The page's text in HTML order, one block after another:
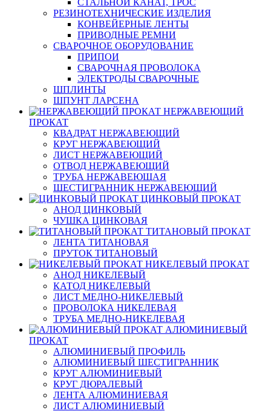
СТАЛЬНОЙ КАНАТ, ТРОС
РЕЗИНОТЕХНИЧЕСКИЕ ИЗДЕЛИЯ
КОНВЕЙЕРНЫЕ ЛЕНТЫ
ПРИВОДНЫЕ РЕМНИ
СВАРОЧНОЕ ОБОРУДОВАНИЕ
ПРИПОИ
СВАРОЧНАЯ ПРОВОЛОКА
ЭЛЕКТРОДЫ СВАРОЧНЫЕ
ШПЛИНТЫ
ШПУНТ ЛАРСЕНА
НЕРЖАВЕЮЩИЙ
ПРОКАТ
КВАДРАТ НЕРЖАВЕЮЩИЙ
КРУГ НЕРЖАВЕЮЩИЙ
ЛИСТ НЕРЖАВЕЮЩИЙ
ОТВОД НЕРЖАВЕЮЩИЙ
ТРУБА НЕРЖАВЕЮЩАЯ
ШЕСТИГРАННИК НЕРЖАВЕЮЩИЙ
ЦИНКОВЫЙ ПРОКАТ
АНОД ЦИНКОВЫЙ
ЧУШКА ЦИНКОВАЯ
ТИТАНОВЫЙ ПРОКАТ
ЛЕНТА ТИТАНОВАЯ
ПРУТОК ТИТАНОВЫЙ
НИКЕЛЕВЫЙ ПРОКАТ
АНОД НИКЕЛЕВЫЙ
КАТОД НИКЕЛЕВЫЙ
ЛИСТ МЕДНО-НИКЕЛЕВЫЙ
ПРОВОЛОКА НИКЕЛЕВАЯ
ТРУБА МЕДНО-НИКЕЛЕВАЯ
АЛЮМИНИЕВЫЙ
ПРОКАТ
АЛЮМИНИЕВЫЙ ПРОФИЛЬ
АЛЮМИНИЕВЫЙ ШЕСТИГРАННИК
КРУГ АЛЮМИНИЕВЫЙ
КРУГ ДЮРАЛЕВЫЙ
ЛЕНТА АЛЮМИНИЕВАЯ
ЛИСТ АЛЮМИНИЕВЫЙ